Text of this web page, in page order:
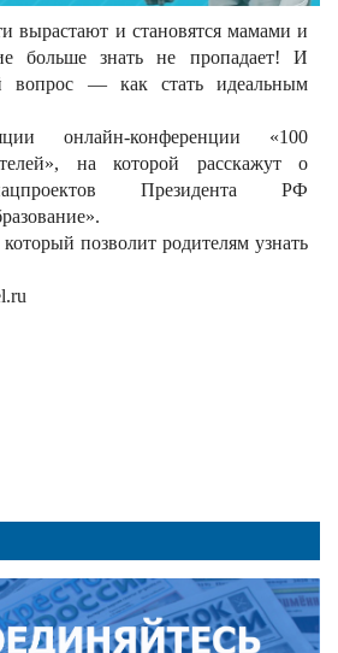
вырастают и становятся мамами и
больше знать не пропадает! И
вопрос — как стать идеальным
онлайн-конференции «100
на которой расскажут о
Президента РФ
позволит родителям узнать